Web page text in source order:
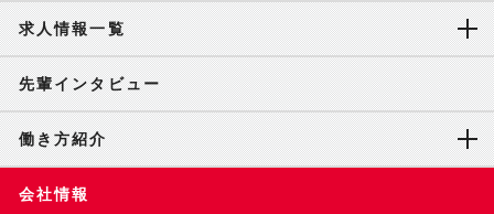
求人情報一覧
先輩インタビュー
働き方紹介
会社情報